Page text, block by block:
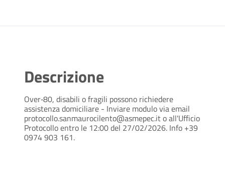
Descrizione
Over‑80, disabili o fragili possono richiedere
assistenza domiciliare - Inviare modulo via email
protocollo.sanmaurocilento@asmepec.it o all'Ufficio
Protocollo entro le 12:00 del 27/02/2026. Info +39
0974 903 161.